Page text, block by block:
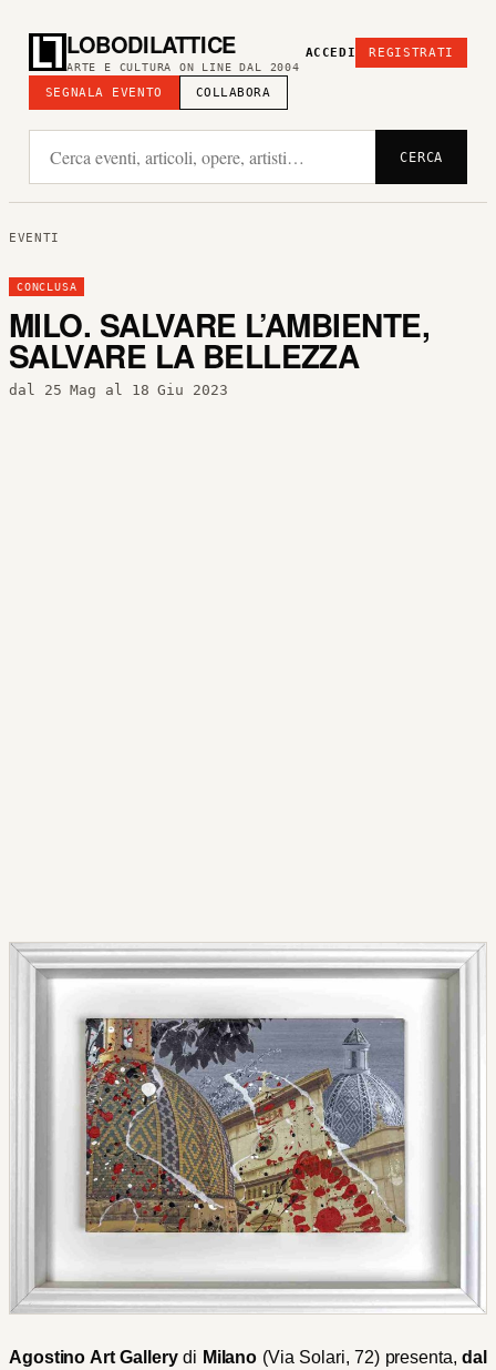
LOBODILATTICE
ARTE E CULTURA ON LINE DAL 2004
SEGNALA EVENTO COLLABORA
ACCEDI REGISTRATI
CERCA
EVENTI
CONCLUSA
MILO. SALVARE L’AMBIENTE,
SALVARE LA BELLEZZA
dal 25 Mag al 18 Giu 2023
Agostino Art Gallerydi Milano (Via Solari, 72) presenta,dal